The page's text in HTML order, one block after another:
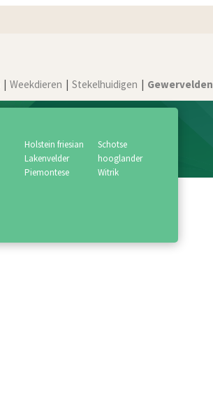
Weekdieren Stekelhuidigen Gewervelden
holstein friesian
lakenvelder
piemontese
schotse
hooglander
witrik